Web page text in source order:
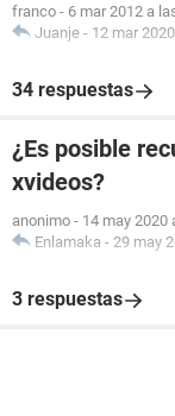
franco - 6 mar 2012 a
Juanje - 12 mar
34 respuestas
¿Es posible
xvideos?
anonimo - 14 may 2020
Enlamaka - 29 may
3 respuestas